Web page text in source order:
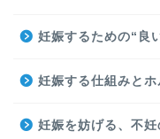
妊娠するための“良
妊娠する仕組みと
妊娠を妨げる、不